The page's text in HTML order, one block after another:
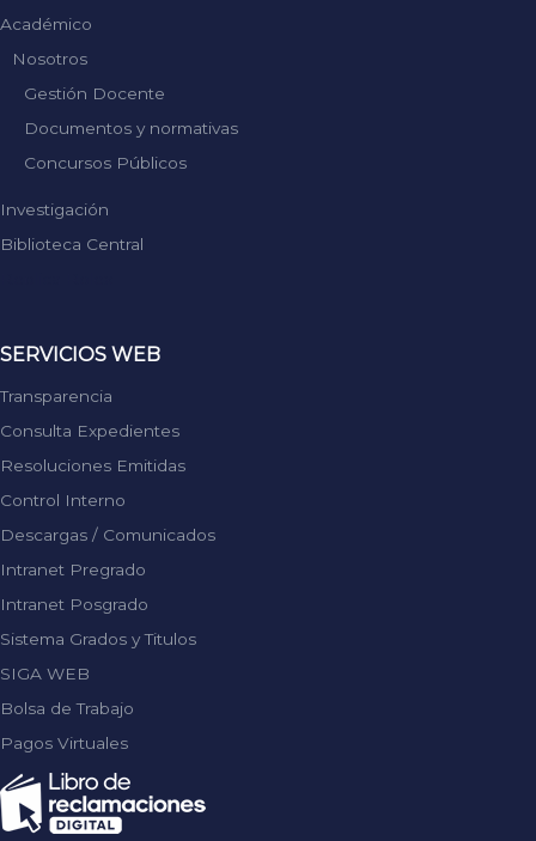
Académico
Nosotros
Gestión Docente
Documentos y normativas
Concursos Públicos
Investigación
Biblioteca Central
SERVICIOS WEB
Transparencia
Consulta Expedientes
Resoluciones Emitidas
Control Interno
Descargas / Comunicados
Intranet Pregrado
Intranet Posgrado
Sistema Grados y Titulos
SIGA WEB
Bolsa de Trabajo
Pagos Virtuales